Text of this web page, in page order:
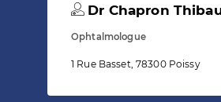
Dr Chapron
Ophtalmologue
1 Rue Basset, 78300 Poissy